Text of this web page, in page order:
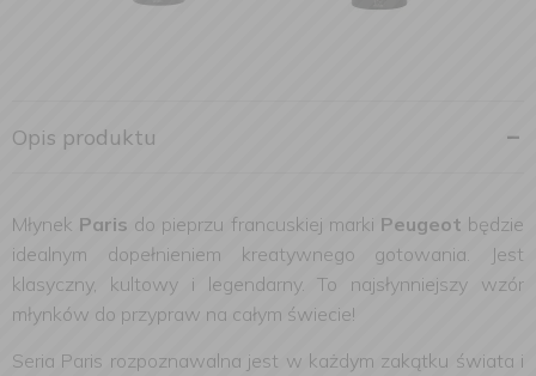
Opis produktu
Młynek Paris do pieprzu francuskiej marki Peugeot będzie
idealnym dopełnieniem kreatywnego gotowania. Jest
klasyczny, kultowy i legendarny. To najsłynniejszy wzór
młynków do przypraw na całym świecie!
Seria Paris rozpoznawalna jest w każdym zakątku świata i